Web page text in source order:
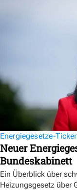
Energiegesetze-Ticker
Neuer
Bundeskabinett
Ein Überblick über
Heizungsgesetz über